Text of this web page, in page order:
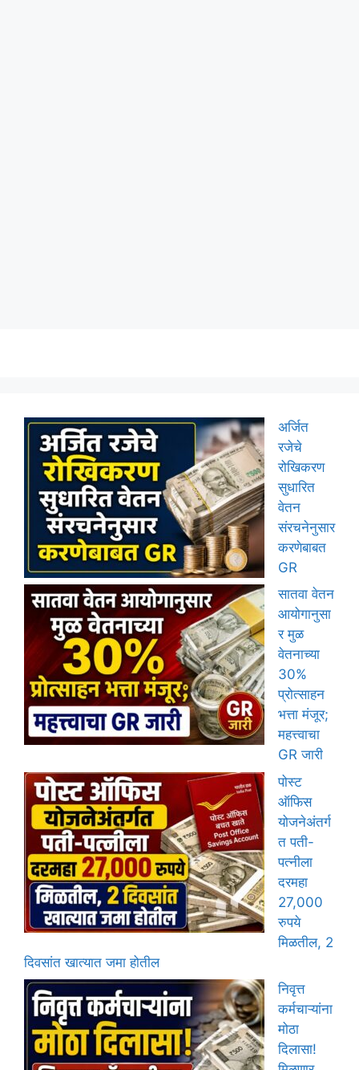
अर्जित
रजेचे
रोखिकरण
सुधारित
वेतन
संरचनेनुसार
करणेबाबत
GR
सातवा वेतन
आयोगानुसा
र मुळ
वेतनाच्या
30%
प्रोत्साहन
भत्ता मंजूर;
महत्त्वाचा
GR जारी
पोस्ट
ऑफिस
योजनेअंतर्ग
त पती-
पत्नीला
दरमहा
27,000
रुपये
मिळतील, 2
दिवसांत खात्यात जमा होतील
निवृत्त
कर्मचाऱ्यांना
मोठा
दिलासा!